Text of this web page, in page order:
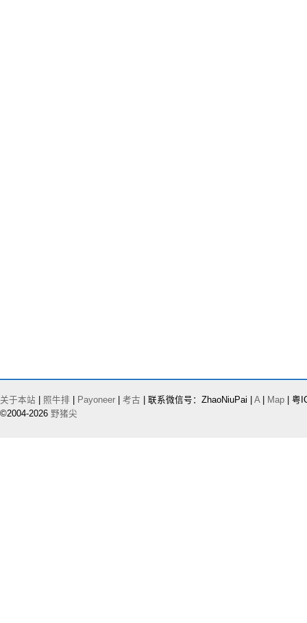
关于本站 照牛排 Payoneer 考古 | 联系微信号：ZhaoNiuPai | A| Map | 粤
©2004-2026 野猪尖